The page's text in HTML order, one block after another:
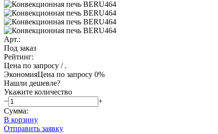
Арт.:
Под заказ
Рейтинг:
Цена по запросу / .
ЭкономияЦена по запросу 0%
Нашли дешевле?
Укажите количество
−
+
Сумма:
В корзину
Отправить заявку